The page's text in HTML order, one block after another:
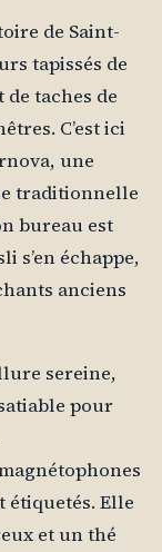
de Saint-
tapissés de
taches de
C’est ici
une
traditionnelle
bureau est
s’en échappe,
anciens
sereine,
pour
étiquetés. Elle
et un thé